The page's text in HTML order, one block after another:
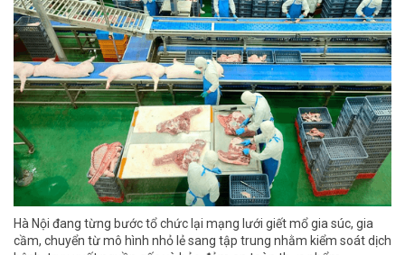
Hà Nội đang từng bước tổ chức lại mạng lưới giết mổ gia súc, gia
cầm, chuyển từ mô hình nhỏ lẻ sang tập trung nhằm kiểm soát dịch